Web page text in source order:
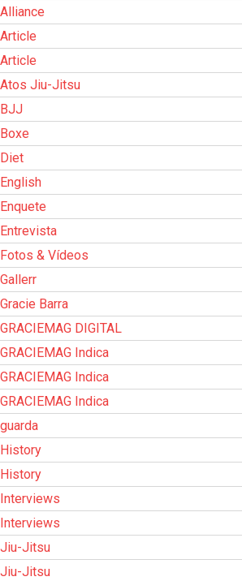
Alliance
Article
Article
Atos Jiu-Jitsu
BJJ
Boxe
Diet
English
Enquete
Entrevista
Fotos & Vídeos
Gallerr
Gracie Barra
GRACIEMAG DIGITAL
GRACIEMAG Indica
GRACIEMAG Indica
GRACIEMAG Indica
guarda
History
History
Interviews
Interviews
Jiu-Jitsu
Jiu-Jitsu